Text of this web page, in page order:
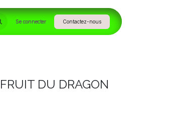
Se connecter Contactez-nous
DU DRAGON